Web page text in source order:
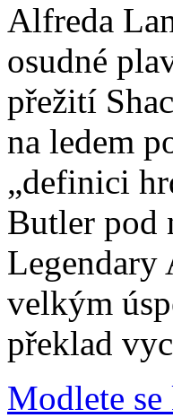
Alfreda
osudné
přežití
na ledem
„definici
Butler pod
Legendary
velkým
překlad
Modlete